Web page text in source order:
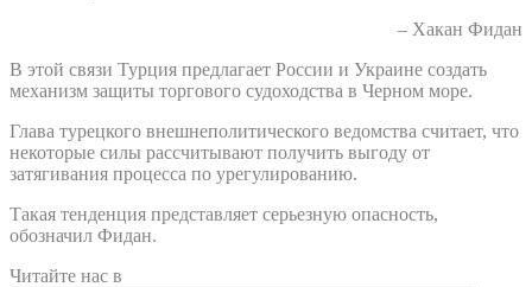
– Хакан Фидан
В этой связи Турция предлагает России и Украине создать
механизм защиты торгового судоходства в Черном море.
Глава турецкого внешнеполитического ведомства считает, что
некоторые силы рассчитывают получить выгоду от
затягивания процесса по урегулированию.
Такая тенденция представляет серьезную опасность,
обозначил Фидан.
Читайте нас в